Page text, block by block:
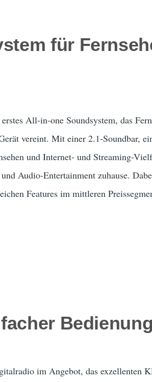
für
All-in-one Soundsystem, das
vereint. Mit einer 2.1-Soundbar,
und Internet- und Streaming-
Audio-Entertainment zuhause.
Features im mittleren
Bedienung
im Angebot, das exzellenten